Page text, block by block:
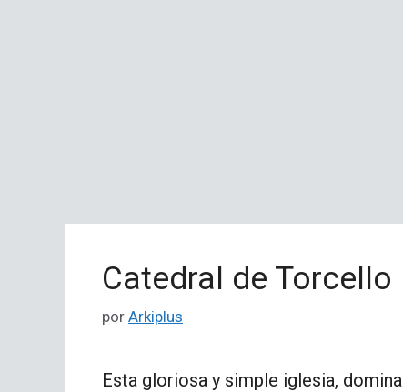
Catedral de Torcello
por Arkiplus
Esta gloriosa y simple iglesia,